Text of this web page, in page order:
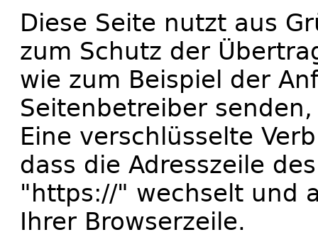
Diese Seite nutzt aus
zum Schutz der
wie zum Beispiel der
Seitenbetreiber
Eine verschlüsselte
dass die Adresszeile
"https://" wechselt und
Ihrer Browserzeile.